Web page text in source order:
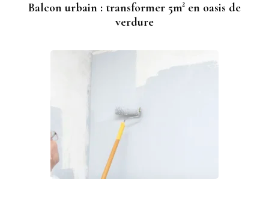
Balcon urbain : transformer 5m² en oasis de
verdure